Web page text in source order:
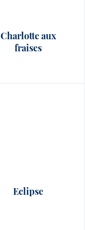
Charlotte aux
fraises
Eclipse